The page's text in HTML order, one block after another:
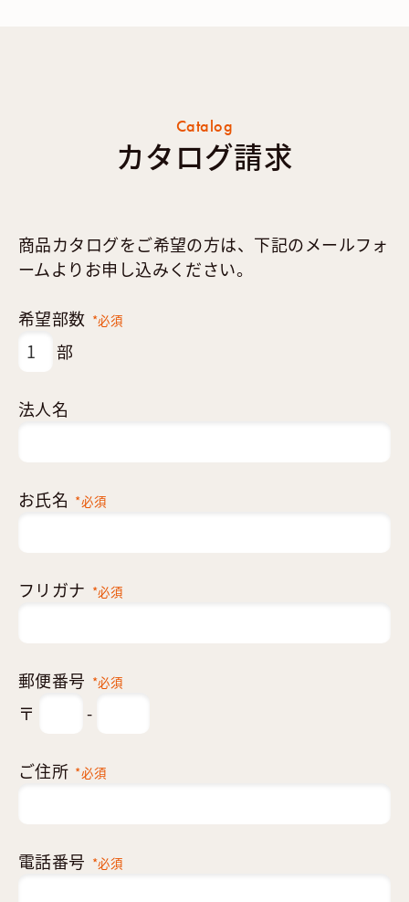
Catalog
カタログ請求
商品カタログをご希望の方は、下記のメールフォ
ームよりお申し込みください。
希望部数 *必須
部
法人名
お氏名 *必須
フリガナ *必須
郵便番号 *必須
〒 -
ご住所 *必須
電話番号 *必須